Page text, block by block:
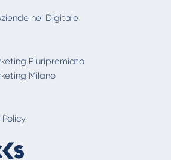
nel Digitale
Pluripremiata
Milano